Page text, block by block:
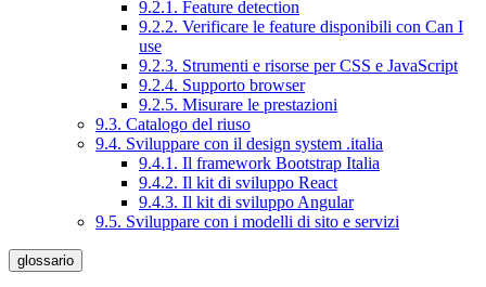
9.2.1. Feature detection
9.2.2. Verificare le feature disponibili con Can I
use
9.2.3. Strumenti e risorse per CSS e JavaScript
9.2.4. Supporto browser
9.2.5. Misurare le prestazioni
9.3. Catalogo del riuso
9.4. Sviluppare con il design system .italia
9.4.1. Il framework Bootstrap Italia
9.4.2. Il kit di sviluppo React
9.4.3. Il kit di sviluppo Angular
9.5. Sviluppare con i modelli di sito e servizi
glossario